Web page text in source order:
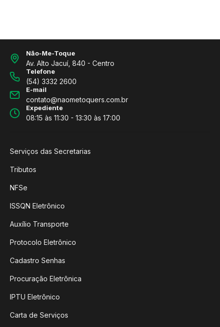
Não-Me-Toque
Av. Alto Jacuí, 840 - Centro
Telefone
(54) 3332 2600
E-mail
contato@naometoquers.com.br
Expediente
08:15 às 11:30 - 13:30 às 17:00
Serviços das Secretarias
Tributos
NFSe
ISSQN Eletrônico
Auxílio Transporte
Protocolo Eletrônico
Cadastro Senhas
Procuração Eletrônica
IPTU Eletrônico
Carta de Serviços